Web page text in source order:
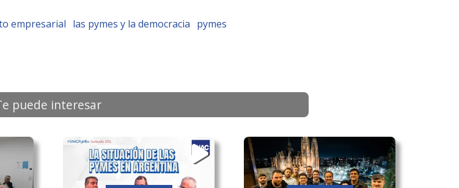
empresarial las pymes y la democracia pymes
puede interesar